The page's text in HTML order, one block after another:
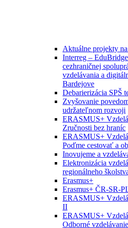
Aktuálne projekty
Interreg –
cezhraničnej
vzdelávania a
Bardejove
Debarierizácia SPŠ
Zvyšovanie
udržateľnom rozvoji
ERASMUS+
Zručnosti bez hraníc
ERASMUS+
Poďme cestovať a
Inovujeme a
Elektronizácia
regionálneho
Erasmus+
Erasmus+ ČR-SR-
ERASMUS+
II
ERASMUS+
Odborné